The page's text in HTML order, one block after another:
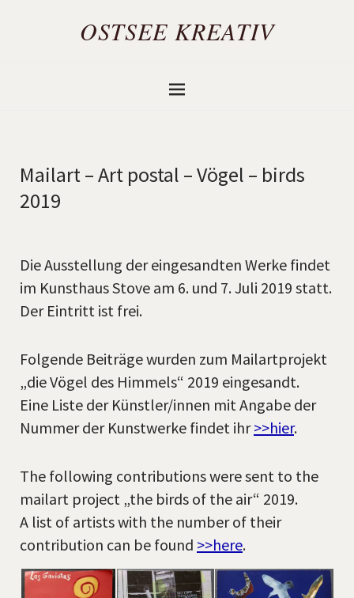
OSTSEE KREATIV
Mailart – Art postal – Vögel – birds
2019
Die Ausstellung der eingesandten Werke findet
im Kunsthaus Stove am 6. und 7. Juli 2019 statt.
Der Eintritt ist frei.
Folgende Beiträge wurden zum Mailartprojekt
„die Vögel des Himmels“ 2019 eingesandt.
Eine Liste der Künstler/innen mit Angabe der
Nummer der Kunstwerke findet ihr>>hier.
The following contributions were sent to the
mailart project „the birds of the air“ 2019.
A list of artists with the number of their
contribution can be found >>here.